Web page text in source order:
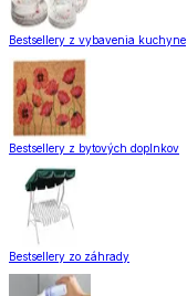
Bestsellery z vybavenia kuchyne
Bestsellery z bytových doplnkov
Bestsellery zo záhrady